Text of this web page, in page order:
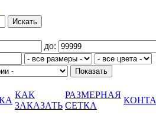
до:
КАК
ЗАКАЗАТЬ
РАЗМЕРНАЯ
СЕТКА